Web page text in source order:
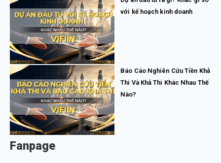
với kế hoạch kinh doanh
Báo Cáo Nghiên Cứu Tiền Khả
Thi Và Khả Thi Khác Nhau Thế
Nào?
Fanpage